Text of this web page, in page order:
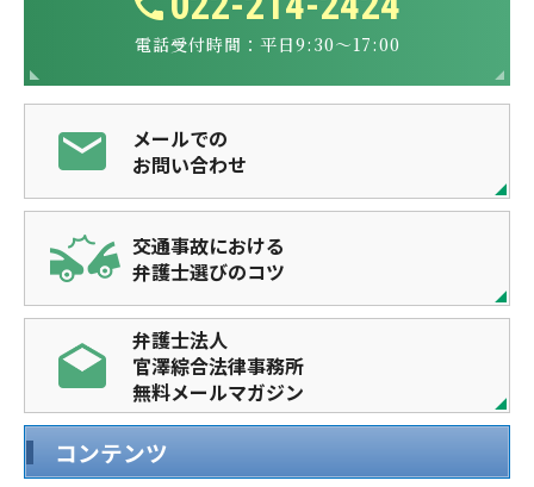
電話受付時間：平日9:30～17:00
メールでの
お問い合わせ
交通事故における
弁護士選びのコツ
弁護士法人
官澤綜合法律事務所
無料メールマガジン
コンテンツ